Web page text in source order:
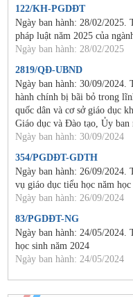
122/KH-PGDĐT
Ngày ban hành: 28/02/2025.
pháp luật năm 2025 của
Ngày ban hành: 28/02/2025
2819/QĐ-UBND
Ngày ban hành: 30/09/2024.
hành chính bị bãi bỏ trong
quốc dân và cơ sở giáo dục
Giáo dục và Đào tạo, Ủy ban
Ngày ban hành: 30/09/2024
354/PGDĐT-GDTH
Ngày ban hành: 26/09/2024.
vụ giáo dục tiểu học năm
Ngày ban hành: 26/09/2024
83/PGDĐT-NG
Ngày ban hành: 24/05/2024.
học sinh năm 2024
Ngày ban hành: 24/05/2024